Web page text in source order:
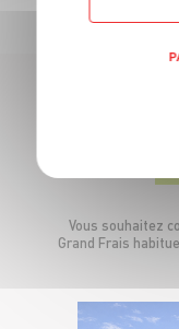
Vous souhaitez
Grand Frais